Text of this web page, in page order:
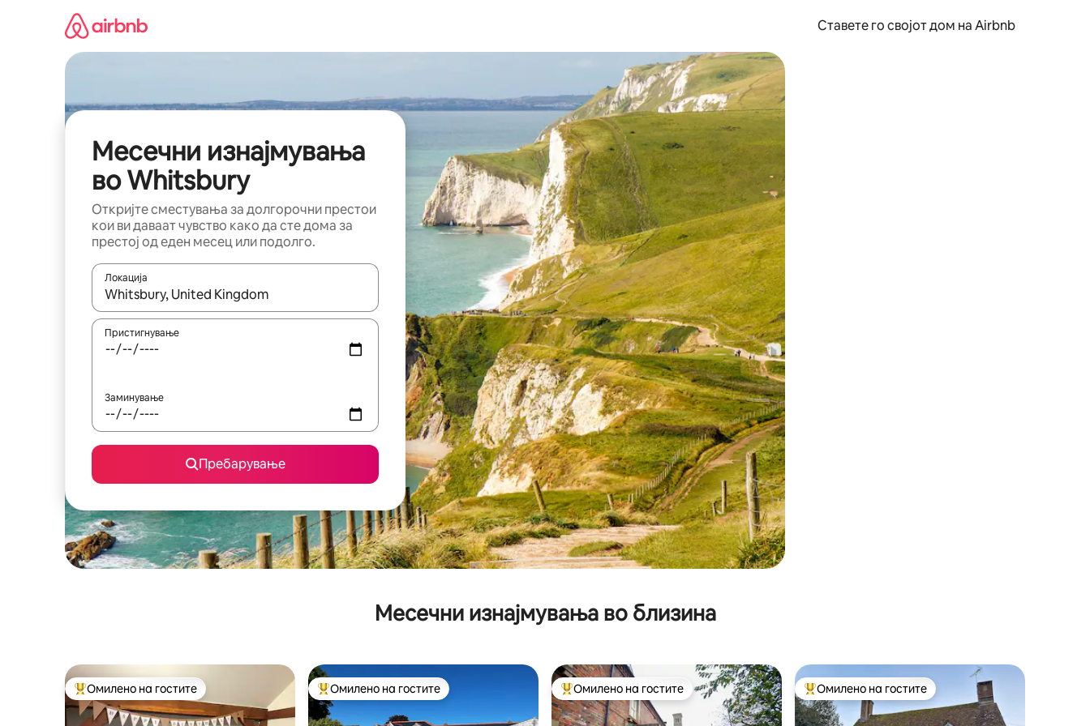
Ставете го својот дом на Airbnb
Месечни изнајмувања
во Whitsbury
Откријте сместувања за долгорочни престои
кои ви даваат чувство како да сте дома за
престој од еден месец или подолго.
Локација
Кога резултатите се достапни, движете се со копчињата со стрелки нагоре и надолу или истражувајте со допирање или со лизгање.
Пристигнување
Заминување
Пребарување
Месечни изнајмувања во близина
Меѓу најуспешните „Омилени на гостите“
Омилено на гостите Меѓу најуспешните „Омилени на гостите“
Омилено на гостите Меѓу најуспешните „Омилени на гостите“
Омилено на гостите Меѓу најуспешните „Омилени на гостите“
Омилено на гостите